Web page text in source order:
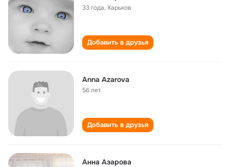
33 года,Харьков
Добавить в друзья
Anna Azarova
56 лет
Добавить в друзья
Анна Азарова